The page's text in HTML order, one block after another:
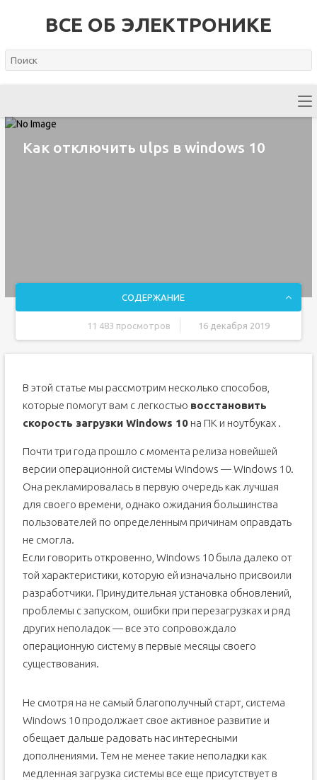
ВСЕ ОБ ЭЛЕКТРОНИКЕ
Как отключить ulps в windows 10
СОДЕРЖАНИЕ
11 483 просмотров 16 декабря 2019
Способ №2. Отключите автоматическое
Способ №3. Отключите автозагрузку сервисов и
программ
Способ №5. Обновите драйвер видеокарты
Способ №6. Установите последние обновления
Windows 10
Дополнительное решение по ускорению загрузки ОС
Windows
Похожие статьи про восстановление данных:
Что сделать в первую очередь
Нужно ли отключить защитник Windows 10
Какие службы нужно отключить в windows 10
Нужно ли отключать обновления Windows 10
Нужно ли отключать брандмауэр Windows 10
В этой статье мы рассмотрим несколько способов,
которые помогут вам с легкостью восстановить
скорость загрузки Windows 10на ПК и ноутбуках .
Почти три года прошло с момента релиза новейшей
версии операционной системы Windows — Windows 10.
Она рекламировалась в первую очередь как лучшая
для своего времени, однако ожидания большинства
пользователей по определенным причинам оправдать
не смогла.
Если говорить откровенно, Windows 10 была далеко от
той характеристики, которую ей изначально присвоили
разработчики. Принудительная установка обновлений,
проблемы с запуском, ошибки при перезагрузках и ряд
других неполадок — все это сопровождало
операционную систему в первые месяцы своего
существования.
Не смотря на не самый благополучный старт, система
Windows 10 продолжает свое активное развитие и
обещает дальше радовать нас интересными
дополнениями. Тем не менее такие неполадки как
медленная загрузка системы все еще присутствует в